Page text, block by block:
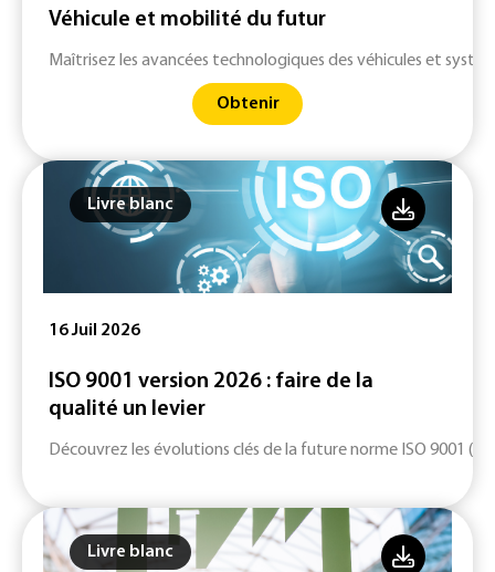
Véhicule et mobilité du futur
Maîtrisez les avancées technologiques des véhicules et
Obtenir
Livre blanc
16 Juil 2026
ISO 9001 version 2026 : faire de la
qualité un levier
Découvrez les évolutions clés de la future norme ISO 9001
Livre blanc